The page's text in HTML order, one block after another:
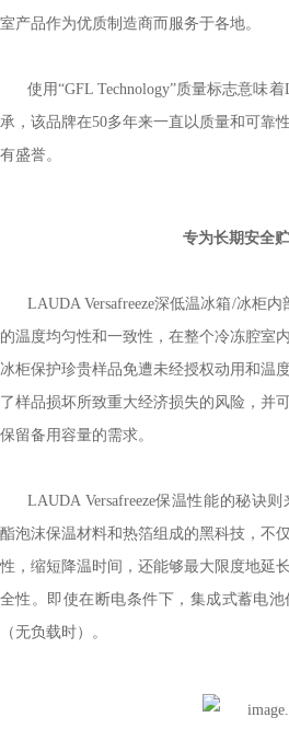
室产品作为优质制造商而服务于各地。
使用“GFL Technology”质量标志意味
承，该品牌在50多年来一直以质量和可靠
有盛誉。
专为长期安全
LAUDA Versafreeze深低温冰箱/冰柜
的温度均匀性和一致性，在整个冷冻腔室
冰柜保护珍贵样品免遭未经授权动用和温
了样品损坏所致重大经济损失的风险，并
保留备用容量的需求。
LAUDA Versafreeze保温性能的秘诀
酯泡沫保温材料和热箔组成的黑科技，不
性，缩短降温时间，还能够最大限度地延
全性。即使在断电条件下，集成式蓄电
（无负载时）。